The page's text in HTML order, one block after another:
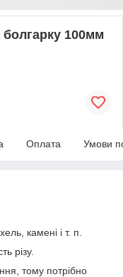
100мм
Оплата Умови
камені і т. п.
різу.
тому потрібно